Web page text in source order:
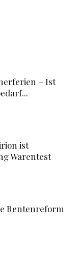
– Ist
ist
Warentest
Rentenreform